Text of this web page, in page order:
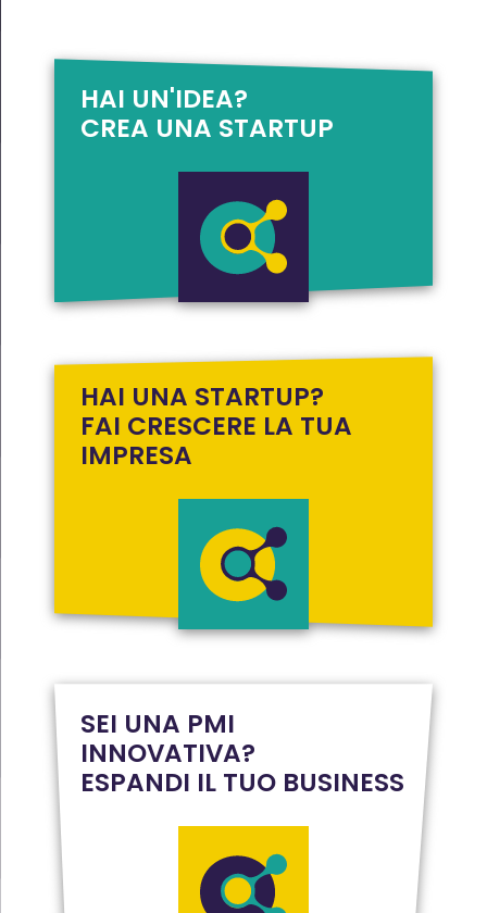
HAI UN'IDEA?
CREA UNA STARTUP
HAI UNA STARTUP?
FAI CRESCERE LA TUA
IMPRESA
SEI UNA PMI
INNOVATIVA?
ESPANDI IL TUO BUSINESS